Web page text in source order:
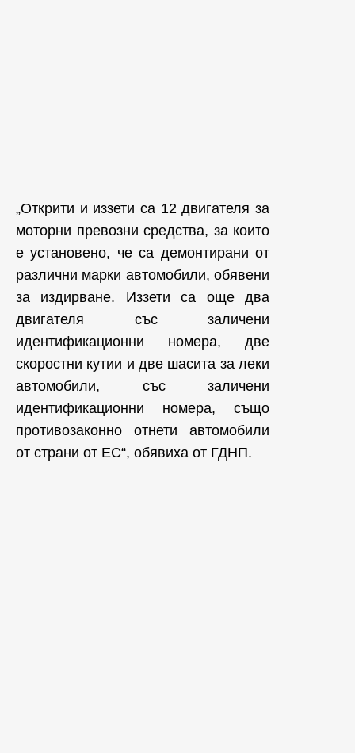
„Открити и иззети са 12 двигателя за
моторни превозни средства, за които
е установено, че са демонтирани от
различни марки автомобили, обявени
за издирване. Иззети са още два
двигателя със заличени
идентификационни номера, две
скоростни кутии и две шасита за леки
автомобили, със заличени
идентификационни номера, също
противозаконно отнети автомобили
от страни от ЕС“, обявиха от ГДНП.